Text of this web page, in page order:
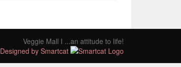
Veggie Mall I ...an attitude to life!
Designed by Smartcat